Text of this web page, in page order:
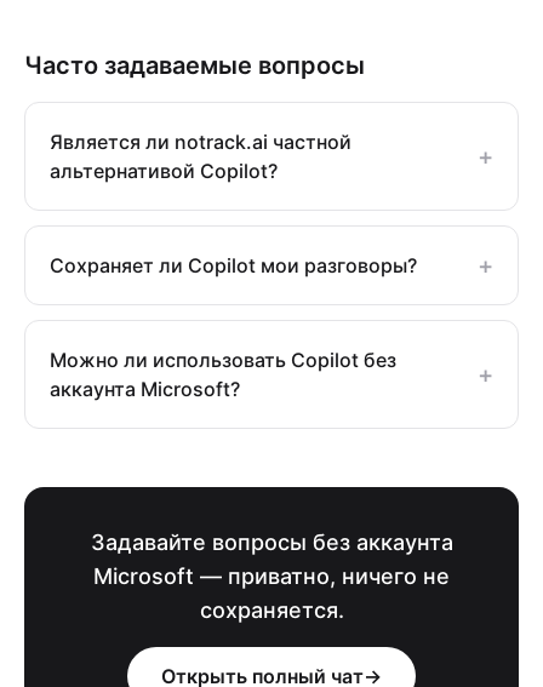
Часто задаваемые вопросы
Является ли notrack.ai частной
альтернативой Copilot?
+
Сохраняет ли Copilot мои разговоры? +
Можно ли использовать Copilot без
аккаунта Microsoft?
+
Задавайте вопросы без аккаунта
Microsoft — приватно, ничего не
сохраняется.
Открыть полный чат→